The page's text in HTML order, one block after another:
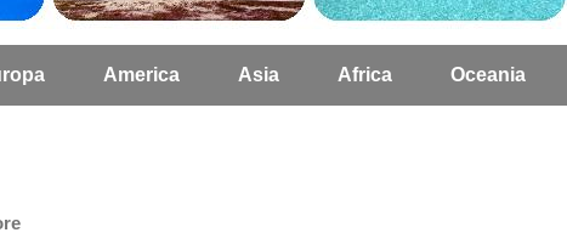
America Asia Africa Oceania